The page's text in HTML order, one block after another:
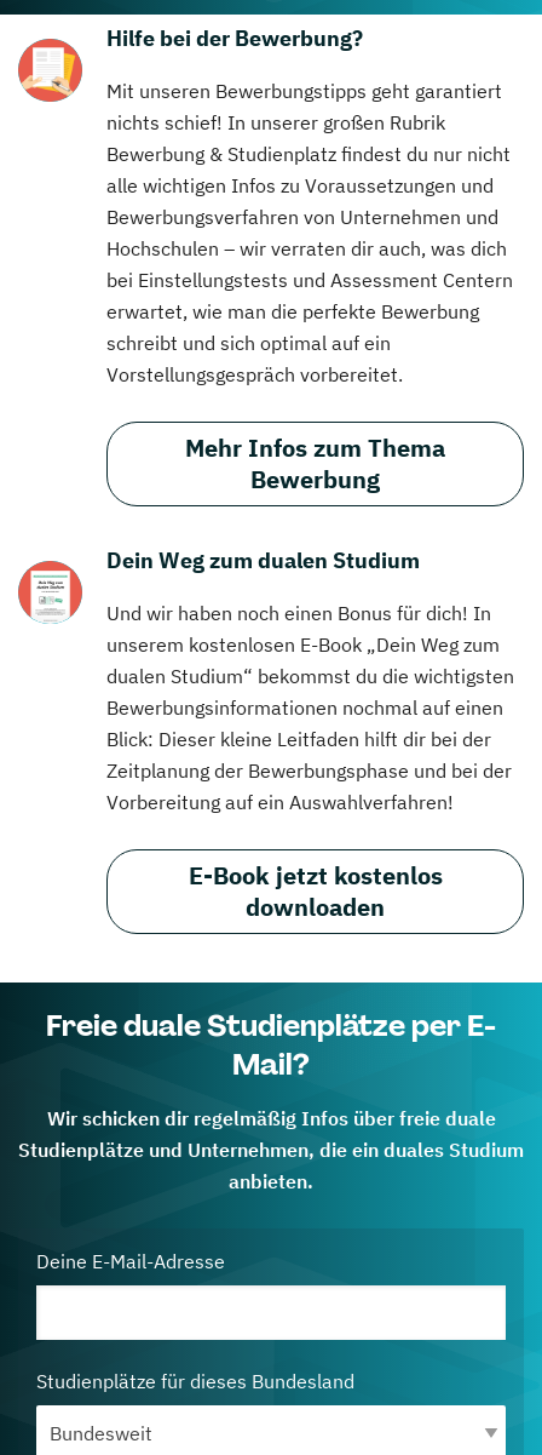
Hilfe bei der Bewerbung?
Mit unseren Bewerbungstipps geht garantiert
nichts schief! In unserer großen Rubrik
Bewerbung & Studienplatz findest du nur nicht
alle wichtigen Infos zu Voraussetzungen und
Bewerbungsverfahren von Unternehmen und
Hochschulen – wir verraten dir auch, was dich
bei Einstellungstests und Assessment Centern
erwartet, wie man die perfekte Bewerbung
schreibt und sich optimal auf ein
Vorstellungsgespräch vorbereitet.
Mehr Infos zum Thema
Bewerbung
Dein Weg zum dualen Studium
Und wir haben noch einen Bonus für dich! In
unserem kostenlosen E-Book „Dein Weg zum
dualen Studium“ bekommst du die wichtigsten
Bewerbungsinformationen nochmal auf einen
Blick: Dieser kleine Leitfaden hilft dir bei der
Zeitplanung der Bewerbungsphase und bei der
Vorbereitung auf ein Auswahlverfahren!
E-Book jetzt kostenlos
downloaden
Freie duale Studienplätze per E-
Mail?
Wir schicken dir regelmäßig Infos über freie duale
Studienplätze und Unternehmen, die ein duales Studium
anbieten.
Deine E-Mail-Adresse
Studienplätze für dieses Bundesland